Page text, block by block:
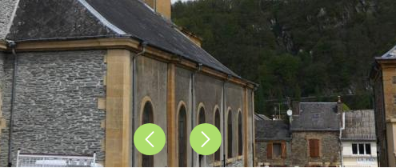
PrécédentSuivant